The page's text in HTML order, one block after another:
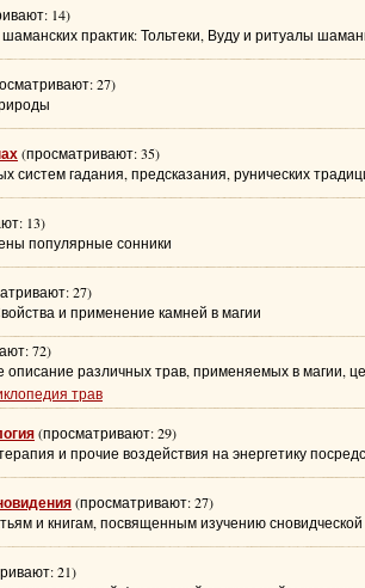
14)
практик: Тольтеки, Вуду и ритуалы
27)
(просматривают: 35)
систем гадания, предсказания, рунических
13)
популярные сонники
27)
и применение камней в магии
72)
описание различных трав, применяемых в магии,
трав
(просматривают: 29)
и прочие воздействия на энергетику
(просматривают: 27)
и книгам, посвященным изучению
21)